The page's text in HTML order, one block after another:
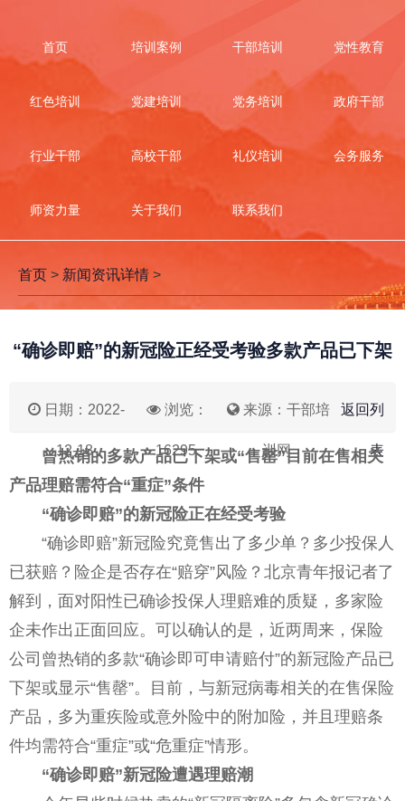
首页 培训案例 干部培训 党性教育
红色培训 党建培训 党务培训 政府干部
行业干部 高校干部 礼仪培训 会务服务
师资力量 关于我们 联系我们
首页 > 新闻资讯详情 >
“确诊即赔”的新冠险正经受考验多款产品已下架
日期：2022-
12-18
浏览：
16295
来源：干部培
训网
返回列
表
曾热销的多款产品已下架或“售罄”目前在售相关
产品理赔需符合“重症”条件
“确诊即赔”的新冠险正在经受考验
“确诊即赔”新冠险究竟售出了多少单？多少投保人
已获赔？险企是否存在“赔穿”风险？北京青年报记者了
解到，面对阳性已确诊投保人理赔难的质疑，多家险
企未作出正面回应。可以确认的是，近两周来，保险
公司曾热销的多款“确诊即可申请赔付”的新冠险产品已
下架或显示“售罄”。目前，与新冠病毒相关的在售保险
产品，多为重疾险或意外险中的附加险，并且理赔条
件均需符合“重症”或“危重症”情形。
“确诊即赔”新冠险遭遇理赔潮